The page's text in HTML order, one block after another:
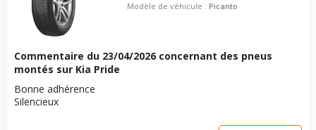
Modèle de véhicule : Picanto
Commentaire du 23/04/2026 concernant des pneus
montés sur Kia Pride
Bonne adhérence
Silencieux